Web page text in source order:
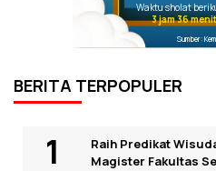
Waktu sholat
3 jam 36
Sumber:
BERITA TERPOPULER
Raih Predikat
Magister Fakultas